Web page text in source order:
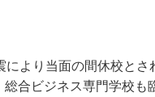
より当面の間休校とさ
合ビジネス専門学校も